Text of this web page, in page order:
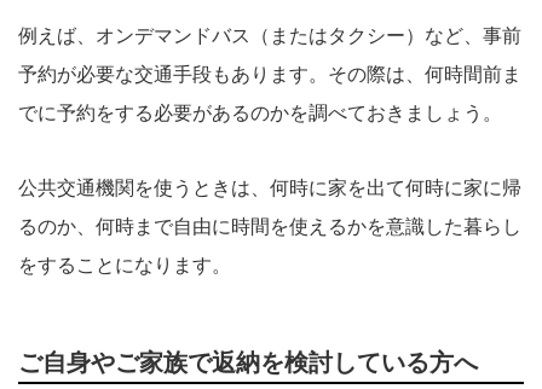
例えば、オンデマンドバス（またはタクシー）など、事前
予約が必要な交通手段もあります。その際は、何時間前ま
でに予約をする必要があるのかを調べておきましょう。
公共交通機関を使うときは、何時に家を出て何時に家に帰
るのか、何時まで自由に時間を使えるかを意識した暮らし
をすることになります。
ご自身やご家族で返納を検討している方へ